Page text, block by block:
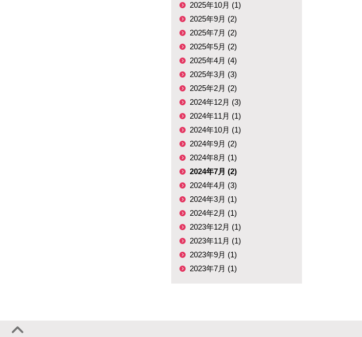
2025年10月 (1)
2025年9月 (2)
2025年7月 (2)
2025年5月 (2)
2025年4月 (4)
2025年3月 (3)
2025年2月 (2)
2024年12月 (3)
2024年11月 (1)
2024年10月 (1)
2024年9月 (2)
2024年8月 (1)
2024年7月 (2)
2024年4月 (3)
2024年3月 (1)
2024年2月 (1)
2023年12月 (1)
2023年11月 (1)
2023年9月 (1)
2023年7月 (1)